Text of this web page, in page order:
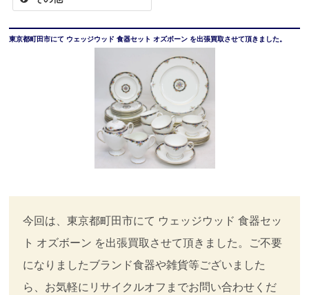
東京都町田市にて ウェッジウッド 食器セット オズボーン を出張買取させて頂きました。
今回は、東京都町田市にて ウェッジウッド 食器セッ
ト オズボーン を出張買取させて頂きました。ご不要
になりましたブランド食器や雑貨等ございました
ら、お気軽にリサイクルオフまでお問い合わせくだ